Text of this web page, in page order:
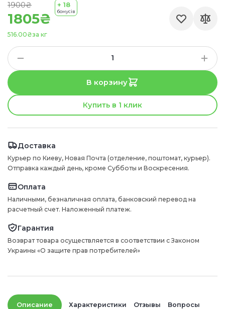
1805₴
1900₴
за кг
516.00₴
+ 18
бонусів
В корзину
Купить в 1 клик
Доставка
Курьер по Киеву, Новая Почта (отделение, поштомат, курьер).
Отправка каждый день, кроме Субботы и Воскресения.
Оплата
Наличными, безналичная оплата, банковский перевод на
расчетный счет. Наложенный платеж.
Гарантия
Возврат товара осуществляется в соответствии с Законом
Украины «О защите прав потребителей»
Описание Характеристики Отзывы Вопросы